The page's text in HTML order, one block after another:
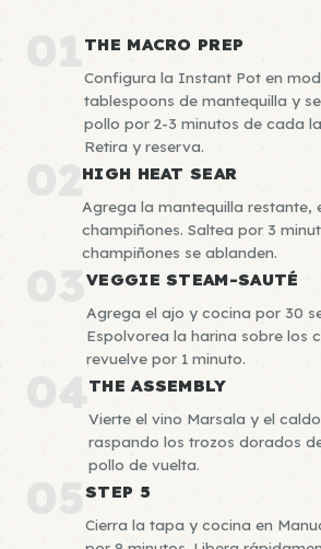
01THE MACRO PREP
Configura la Instant Pot en
tablespoons de mantequilla y
pollo por 2-3 minutos de cada
Retira y reserva.
02 HIGH HEAT SEAR
Agrega la mantequilla restante,
champiñones. Saltea por 3
champiñones se ablanden.
03VEGGIE STEAM-SAUTÉ
Agrega el ajo y cocina por 30
Espolvorea la harina sobre los
revuelve por 1 minuto.
04THE ASSEMBLY
Vierte el vino Marsala y el
raspando los trozos dorados
pollo de vuelta.
05STEP 5
Cierra la tapa y cocina en